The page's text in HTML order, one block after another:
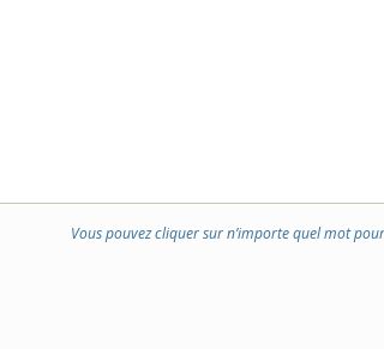
Vous pouvez cliquer sur n’importe quel mot